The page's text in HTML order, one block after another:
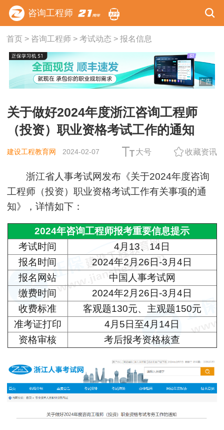
咨询工程师
首页> 咨询工程师> 考试动态 > 报名信息
广告
关于做好2024年度浙江咨询工程师
（投资）职业资格考试工作的通知
建设工程教育网 2024-02-07 大号 收藏资讯
浙江省人事考试网发布《关于2024年度咨询
工程师（投资）职业资格考试工作有关事项的通
知》，详情如下：
2024年咨询工程师报考重要信息提示
考试时间
4月13、14日
报名时间
2024年2月26日-3月4日
报名网站
中国人事考试网
缴费时间
2024年2月26日-3月4日
收费标准
客观题130元、主观题150元
准考证打印
4月5日至4月14日
资格审核
考后报考资格核查